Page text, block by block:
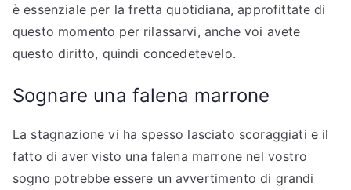
è essenziale per la fretta quotidiana, approfittate di
questo momento per rilassarvi, anche voi avete
questo diritto, quindi concedetevelo.
Sognare una falena marrone
La stagnazione vi ha spesso lasciato scoraggiati e il
fatto di aver visto una falena marrone nel vostro
sogno potrebbe essere un avvertimento di grandi